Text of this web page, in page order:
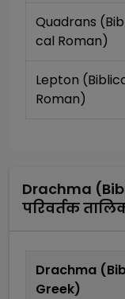
Quadrans
cal Roman)
Lepton
Roman)
Drachma
परिवर्तक
Drachma
Greek)